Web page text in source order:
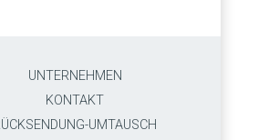
UNTERNEHMEN
KONTAKT
UMTAUSCH